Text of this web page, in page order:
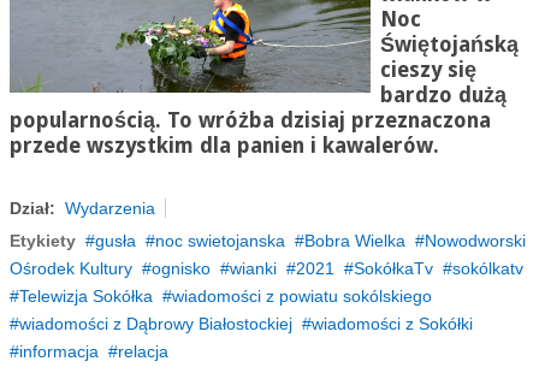
Noc
Świętojańską
cieszy się
bardzo dużą
popularnością. To wróżba dzisiaj przeznaczona
przede wszystkim dla panien i kawalerów.
Dział: Wydarzenia
Etykiety
gusła noc swietojanska Bobra Wielka
Nowodworski
Ośrodek Kultury
ognisko wianki 2021 SokółkaTv
sokólkatv
Telewizja Sokółka
wiadomości z powiatu sokólskiego
wiadomości z Dąbrowy Białostockiej
wiadomości z Sokółki
informacja
relacja